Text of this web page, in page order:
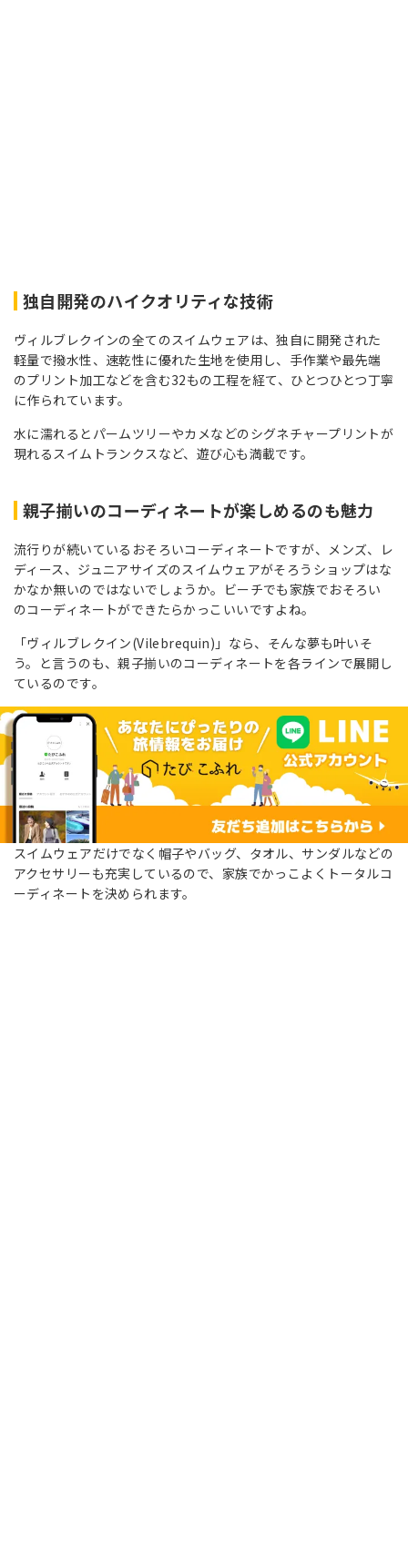
独自開発のハイクオリティな技術
ヴィルブレクインの全てのスイムウェアは、独自に開発された
軽量で撥水性、速乾性に優れた生地を使用し、手作業や最先端
のプリント加工などを含む32もの工程を経て、ひとつひとつ丁寧
に作られています。
水に濡れるとパームツリーやカメなどのシグネチャープリントが
現れるスイムトランクスなど、遊び心も満載です。
親子揃いのコーディネートが楽しめるのも魅力
流行りが続いているおそろいコーディネートですが、メンズ、レ
ディース、ジュニアサイズのスイムウェアがそろうショップはな
かなか無いのではないでしょうか。ビーチでも家族でおそろい
のコーディネートができたらかっこいいですよね。
「ヴィルブレクイン(Vilebrequin)」なら、そんな夢も叶いそ
う。と言うのも、親子揃いのコーディネートを各ラインで展開し
ているのです。
スイムウェアだけでなく帽子やバッグ、タオル、サンダルなどの
アクセサリーも充実しているので、家族でかっこよくトータルコ
ーディネートを決められます。